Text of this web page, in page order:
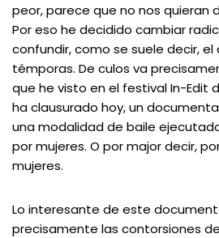
peor, parece que no nos quieran
Por eso he decidido cambiar
confundir, como se suele decir, el
témporas. De culos va
que he visto en el festival In-Edit
ha clausurado hoy, un
una modalidad de baile
por mujeres. O por major decir,
mujeres.
Lo interesante de este
precisamente las contorsiones